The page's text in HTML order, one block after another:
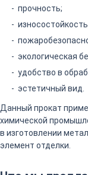
прочность;
экологическая
удобство в
эстетичный вид.
Данный прокат
химической
в изготовлении
элемент отделки.